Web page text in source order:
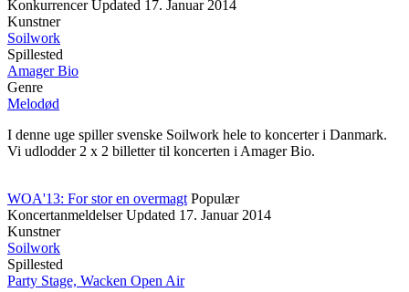
Konkurrencer Updated 17. Januar 2014
Kunstner
Soilwork
Spillested
Amager Bio
Genre
Melodød
I denne uge spiller svenske Soilwork hele to koncerter i Danmark.
Vi udlodder 2 x 2 billetter til koncerten i Amager Bio.
WOA'13: For stor en overmagt Populær
Koncertanmeldelser Updated 17. Januar 2014
Kunstner
Soilwork
Spillested
Party Stage, Wacken Open Air